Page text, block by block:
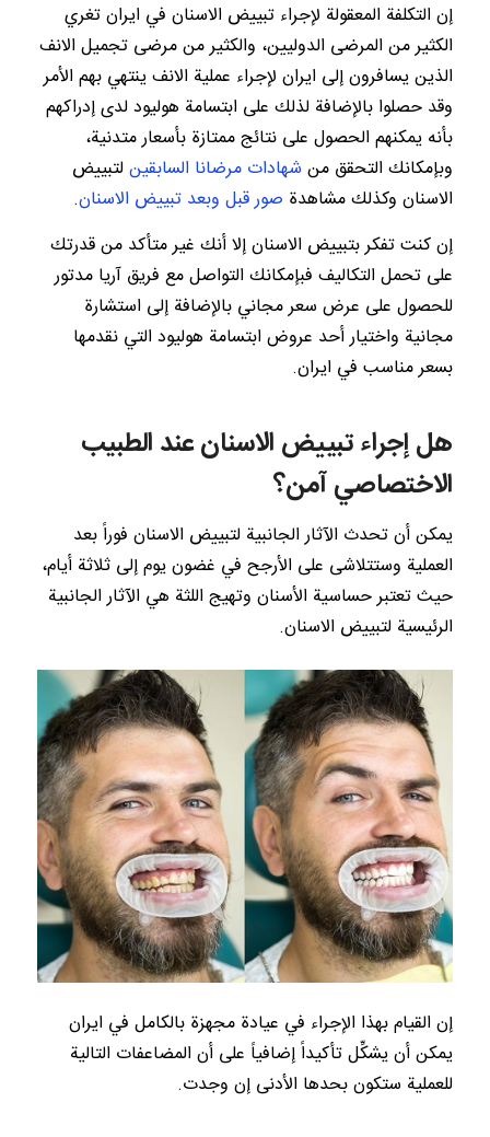
إن التكلفة المعقولة لإجراء تبييض الاسنان في ايران تغري
الكثير من المرضى الدوليين، والكثير من مرضى تجميل الانف
الذين يسافرون إلى ايران لإجراء عملية الانف ينتهي بهم الأمر
وقد حصلوا بالإضافة لذلك على ابتسامة هوليود لدى إدراكهم
بأنه يمكنهم الحصول على نتائج ممتازة بأسعار متدنية،
وبإمكانك التحقق من شهادات مرضانا السابقينلتبييض
الاسنان وكذلك مشاهدة صور قبل وبعد تبييض الاسنان.
إن كنت تفكر بتبييض الاسنان إلا أنك غير متأكد من قدرتك
على تحمل التكاليف فبإمكانك التواصل مع فريق آريا مدتور
للحصول على عرض سعر مجاني بالإضافة إلى استشارة
مجانية واختيار أحد عروض ابتسامة هوليود التي نقدمها
بسعر مناسب في ايران.
هل إجراء تبييض الاسنان عند الطبيب
الاختصاصي آمن؟
يمكن أن تحدث الآثار الجانبية لتبييض الاسنان فوراً بعد
العملية وستتلاشى على الأرجح في غضون يوم إلى ثلاثة أيام،
حيث تعتبر حساسية الأسنان وتهيج اللثة هي الآثار الجانبية
الرئيسية لتبييض الاسنان.
إن القيام بهذا الإجراء في عيادة مجهزة بالكامل في ايران
يمكن أن يشكِّل تأكيداً إضافياً على أن المضاعفات التالية
للعملية ستكون بحدها الأدنى إن وجدت.